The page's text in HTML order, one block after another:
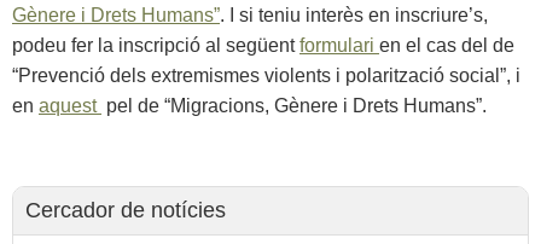
Gènere i Drets Humans”. I si teniu interès en inscriure’s,
podeu fer la inscripció al següentformulari en el cas del de
“Prevenció dels extremismes violents i polarització social”, i
en aquest pel de “Migracions, Gènere i Drets Humans”.
Cercador de notícies